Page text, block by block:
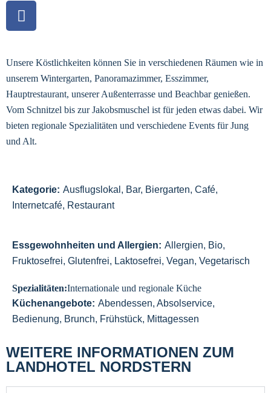
Unsere Köstlichkeiten können Sie in verschiedenen Räumen wie in
unserem Wintergarten, Panoramazimmer, Esszimmer,
Hauptrestaurant, unserer Außenterrasse und Beachbar genießen.
Vom Schnitzel bis zur Jakobsmuschel ist für jeden etwas dabei. Wir
bieten regionale Spezialitäten und verschiedene Events für Jung
und Alt.
Kategorie: Ausflugslokal, Bar, Biergarten, Café,
Internetcafé, Restaurant
Essgewohnheiten und Allergien: Allergien, Bio,
Fruktosefrei, Glutenfrei, Laktosefrei, Vegan, Vegetarisch
Spezialitäten:Internationale und regionale Küche
Küchenangebote: Abendessen, Absolservice,
Bedienung, Brunch, Frühstück, Mittagessen
WEITERE INFORMATIONEN ZUM
LANDHOTEL NORDSTERN